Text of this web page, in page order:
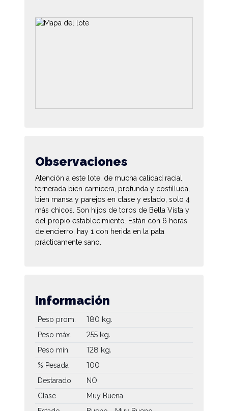
Observaciones
Atención a este lote, de mucha calidad racial,
ternerada bien carnicera, profunda y costilluda,
bien mansa y parejos en clase y estado, solo 4
más chicos. Son hijos de toros de Bella Vista y
del propio establecimiento. Están con 6 horas
de encierro, hay 1 con herida en la pata
prácticamente sano.
Información
Peso prom. 180 kg.
Peso máx. 255 kg.
Peso mín. 128 kg.
% Pesada 100
Destarado
NO
Clase
Muy Buena